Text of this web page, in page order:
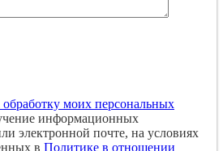
обработку моих персональных
информационных
электронной почте, на условиях
в Политике в отношении